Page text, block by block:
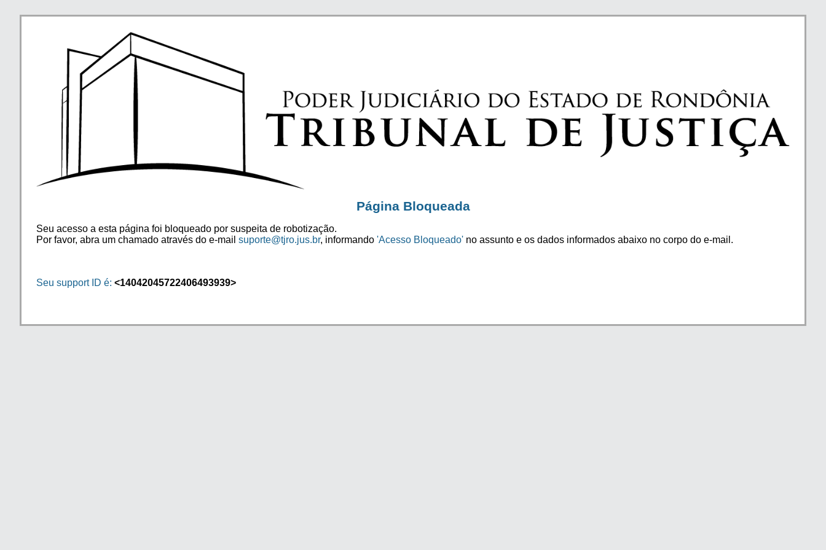
Página Bloqueada
Seu acesso a esta página foi bloqueado por suspeita de robotização.
Por favor, abra um chamado através do e-mail suporte@tjro.jus.br, informando 'Acesso Bloqueado' no assunto e os dados informados abaixo no corpo do e-mail.
Seu support ID é: <14042045722406493939>